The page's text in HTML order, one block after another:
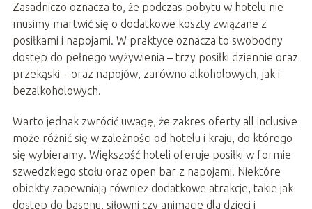
Zasadniczo oznacza to, że podczas pobytu w hotelu nie
musimy martwić się o dodatkowe koszty związane z
posiłkami i napojami. W praktyce oznacza to swobodny
dostęp do pełnego wyżywienia – trzy posiłki dziennie oraz
przekąski – oraz napojów, zarówno alkoholowych, jak i
bezalkoholowych.
Warto jednak zwrócić uwagę, że zakres oferty all inclusive
może różnić się w zależności od hotelu i kraju, do którego
się wybieramy. Większość hoteli oferuje posiłki w formie
szwedzkiego stołu oraz open bar z napojami. Niektóre
obiekty zapewniają również dodatkowe atrakcje, takie jak
dostęp do basenu, siłowni czy animacje dla dzieci i